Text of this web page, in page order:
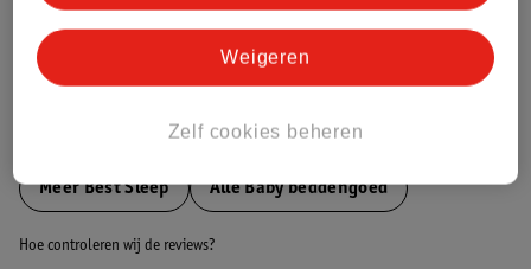
Bestel & Bezorginformatie
MeerBest Sleep Alle Baby beddengoed
Hoe controleren wij de reviews?
Zelf cookies beheren
Weigeren